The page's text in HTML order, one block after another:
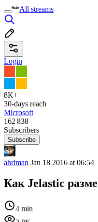
All streams
Login
8K+
30-days reach
Microsoft
162 838
Subscribers
Subscribe
ahriman Jan 18 2016 at 06:54
Как Jelastic
4 min